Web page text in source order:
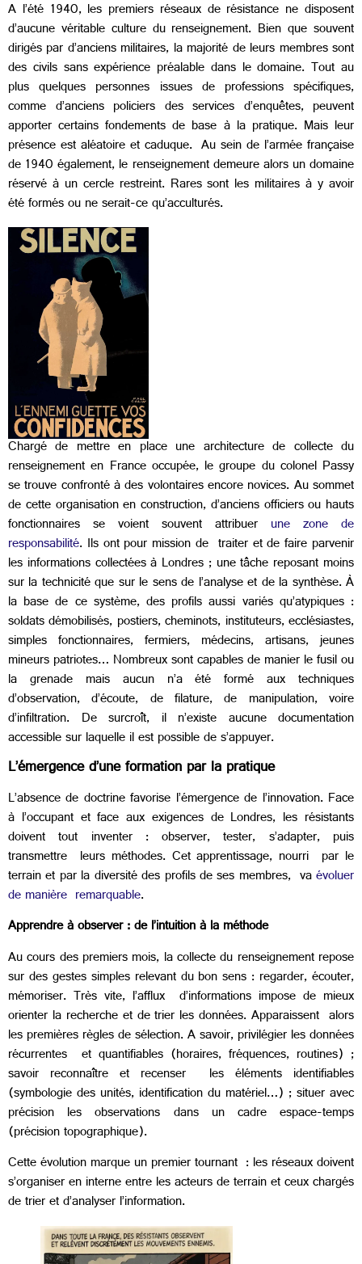
A l’été 1940, les premiers réseaux de résistance ne disposent
d’aucune véritable culture du renseignement. Bien que souvent
dirigés par d’anciens militaires, la majorité de leurs membres sont
des civils sans expérience préalable dans le domaine. Tout au
plus quelques personnes issues de professions spécifiques,
comme d’anciens policiers des services d’enquêtes, peuvent
apporter certains fondements de base à la pratique. Mais leur
présence est aléatoire et caduque. Au sein de l’armée française
de 1940 également, le renseignement demeure alors un domaine
réservé à un cercle restreint. Rares sont les militaires à y avoir
été formés ou ne serait-ce qu’acculturés.
Chargé de mettre en place une architecture de collecte du
renseignement en France occupée, le groupe du colonel Passy
se trouve confronté à des volontaires encore novices. Au sommet
de cette organisation en construction, d’anciens officiers ou hauts
fonctionnaires se voient souvent attribuer une zone de
responsabilité. Ils ont pour mission de traiter et de faire parvenir
les informations collectées à Londres ; une tâche reposant moins
sur la technicité que sur le sens de l’analyse et de la synthèse. À
la base de ce système, des profils aussi variés qu’atypiques :
soldats démobilisés, postiers, cheminots, instituteurs, ecclésiastes,
simples fonctionnaires, fermiers, médecins, artisans, jeunes
mineurs patriotes… Nombreux sont capables de manier le fusil ou
la grenade mais aucun n’a été formé aux techniques
d’observation, d’écoute, de filature, de manipulation, voire
d’infiltration. De surcroît, il n’existe aucune documentation
accessible sur laquelle il est possible de s’appuyer.
L’émergence d’une formation par la pratique
L’absence de doctrine favorise l’émergence de l’innovation. Face
à l’occupant et face aux exigences de Londres, les résistants
doivent tout inventer : observer, tester, s’adapter, puis
transmettre leurs méthodes. Cet apprentissage, nourri par le
terrain et par la diversité des profils de ses membres, vaévoluer
de manière remarquable.
Apprendre à observer : de l’intuition à la méthode
Au cours des premiers mois, la collecte du renseignement repose
sur des gestes simples relevant du bon sens : regarder, écouter,
mémoriser. Très vite, l’afflux d’informations impose de mieux
orienter la recherche et de trier les données. Apparaissent alors
les premières règles de sélection. A savoir,privilégier les données
récurrentes et quantifiables (horaires, fréquences, routines) ;
savoir reconnaître et recenser les éléments identifiables
(symbologie des unités, identification du matériel…) ; situer avec
précision les observations dans un cadre espace-temps
(précision topographique).
Cette évolution marque un premier tournant : les réseaux doivent
s’organiser en interne entre les acteurs de terrain et ceux chargés
de trier et d’analyser l’information.